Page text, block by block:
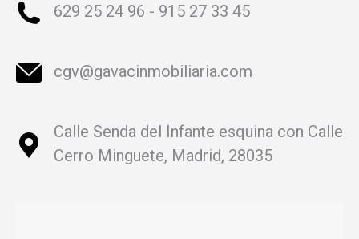
629 25 24 96 - 915 27 33 45
cgv@gavacinmobiliaria.com
Calle Senda del Infante esquina con Calle
Cerro Minguete, Madrid, 28035